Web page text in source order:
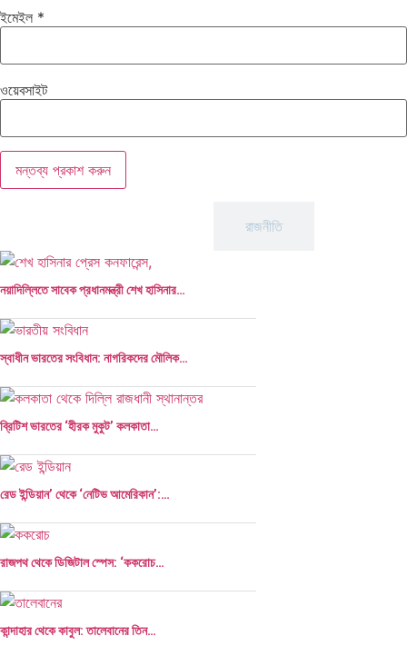
ইমেইল *
ওয়েবসাইট
রাজনীতি
নয়াদিল্লিতে সাবেক প্রধানমন্ত্রী শেখ হাসিনার…
স্বাধীন ভারতের সংবিধান: নাগরিকদের মৌলিক…
ব্রিটিশ ভারতের ‘হীরক মুকুট’ কলকাতা…
রেড ইন্ডিয়ান’ থেকে ‘নেটিভ আমেরিকান’:…
রাজপথ থেকে ডিজিটাল স্পেস: ‘ককরোচ…
কান্দাহার থেকে কাবুল: তালেবানের তিন…